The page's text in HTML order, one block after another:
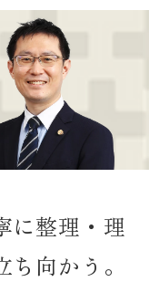
に整理・理
向かう。